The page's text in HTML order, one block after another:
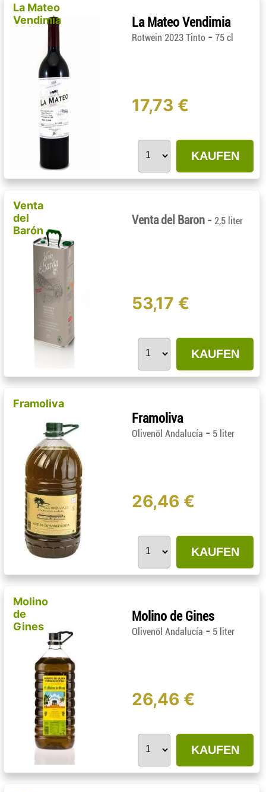
La Mateo
Vendimia
La Mateo Vendimia
Rotwein 2023 Tinto - 75 cl
17,73 €
KAUFEN
Venta
del
Barón
Venta del Baron - 2,5 liter
53,17 €
KAUFEN
Framoliva
Framoliva
Olivenöl Andalucía - 5 liter
26,46 €
KAUFEN
Molino
de
Gines
Molino de Gines
Olivenöl Andalucía - 5 liter
26,46 €
KAUFEN